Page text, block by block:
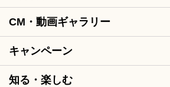
CM・動画ギャラリー
キャンペーン
知る・楽しむ